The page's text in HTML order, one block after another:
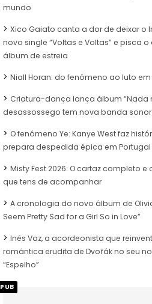
mundo
Xico Gaiato canta a dor de deixar o
novo single “Voltas e Voltas” e pisca
álbum de estreia
Niall Horan: do fenómeno ao luto em
Criatura-dança lança álbum “Nada
desassossego tem nova banda
O fenómeno Ye: Kanye West faz
prepara despedida épica em Portugal
Misty Fest 2026: O cartaz completo e
que tens de acompanhar
A cronologia do novo álbum de
Seem Pretty Sad for a Girl So in Love”
Inês Vaz, a acordeonista que
romântica erudita de Dvořák no seu
“Espelho”
PUB